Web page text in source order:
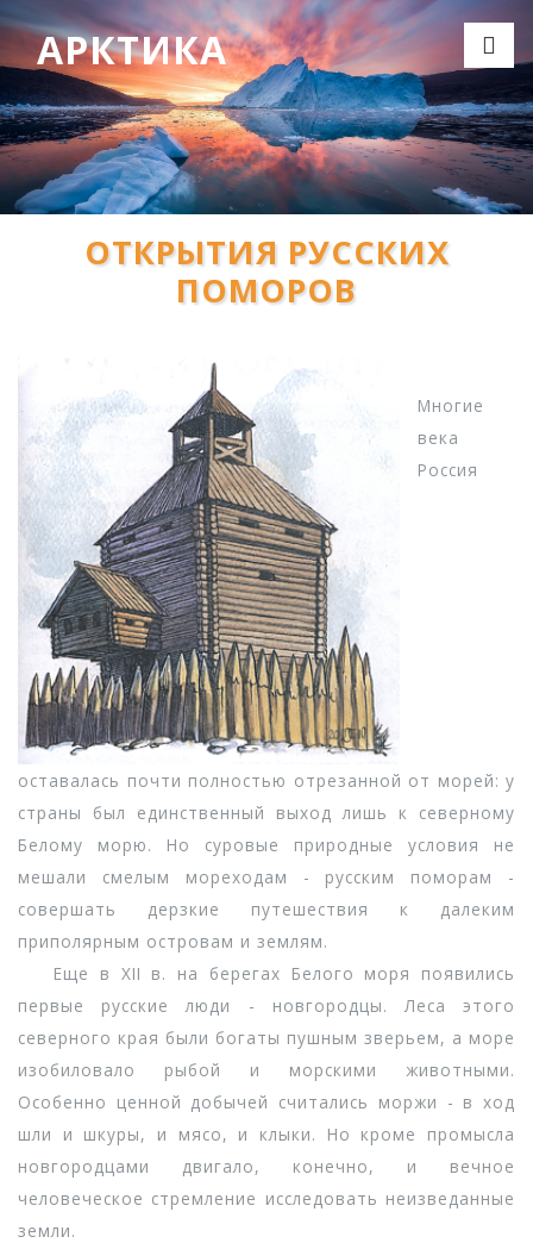
АРКТИКА
ОТКРЫТИЯ РУССКИХ
ПОМОРОВ
Многие
века
Россия
оставалась почти полностью отрезанной от морей: у
страны был единственный выход лишь к северному
Белому морю. Но суровые природные условия не
мешали смелым мореходам - русским поморам -
совершать дерзкие путешествия к далеким
приполярным островам и землям.
Еще в XII в. на берегах Белого моря появились
первые русские люди - новгородцы. Леса этого
северного края были богаты пушным зверьем, а море
изобиловало рыбой и морскими животными.
Особенно ценной добычей считались моржи - в ход
шли и шкуры, и мясо, и клыки. Но кроме промысла
новгородцами двигало, конечно, и вечное
человеческое стремление исследовать неизведанные
земли.